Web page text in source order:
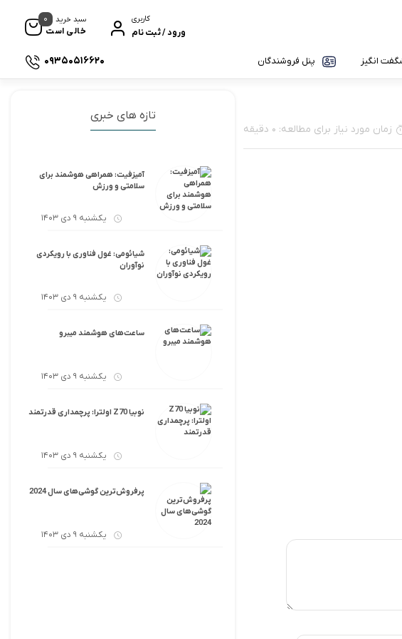
کاربری
ورود / ثبت نام
سبد خرید
خالی است
0
انگیز پنل فروشندگان 09350516620
زمان مورد نیاز برای مطالعه: 0 دقیقه
تازه های خبری
آمیزفیت: همراهی هوشمند برای
سلامتی و ورزش
یکشنبه 9 دی 1403
شیائومی: غول فناوری با رویکردی
نوآوران
یکشنبه 9 دی 1403
ساعت‌های هوشمند میبرو
یکشنبه 9 دی 1403
نوبیا Z70 اولترا: پرچمداری قدرتمند
یکشنبه 9 دی 1403
پرفروش‌ترین گوشی‌های سال 2024
یکشنبه 9 دی 1403